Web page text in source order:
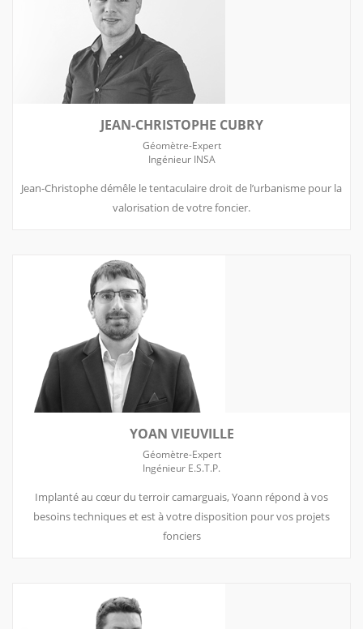
JEAN-CHRISTOPHE CUBRY
Géomètre-Expert
Ingénieur INSA
Jean-Christophe démêle le tentaculaire droit de l’urbanisme pour la
valorisation de votre foncier.
YOAN VIEUVILLE
Géomètre-Expert
Ingénieur E.S.T.P.
Implanté au cœur du terroir camarguais, Yoann répond à vos
besoins techniques et est à votre disposition pour vos projets
fonciers